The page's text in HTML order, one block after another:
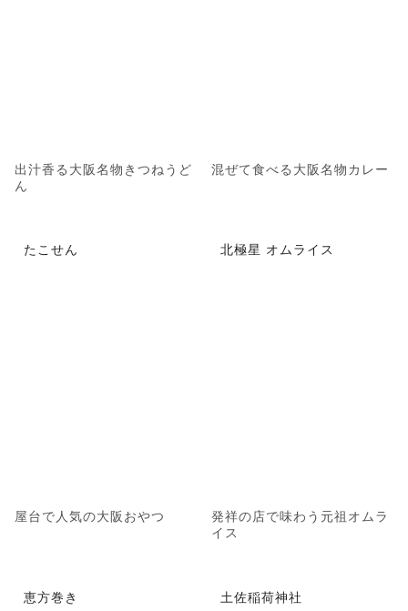
出汁香る大阪名物きつねうど
ん
混ぜて食べる大阪名物カレー
たこせん
屋台で人気の大阪おやつ
北極星 オムライス
発祥の店で味わう元祖オムラ
イス
恵方巻き 土佐稲荷神社